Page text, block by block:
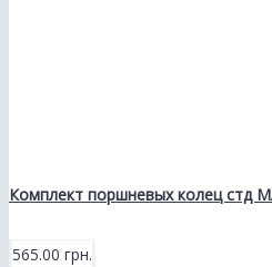
Комплект поршневых колец стд
565.00 грн.